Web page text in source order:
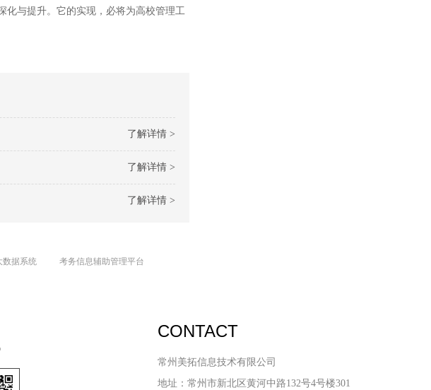
与提升。它的实现，必将为高校管理工
了解详情 >
了解详情 >
了解详情 >
数据系统 考务信息辅助管理平台
CONTACT
常州美拓信息技术有限公司
地址：常州市新北区黄河中路132号4号楼301